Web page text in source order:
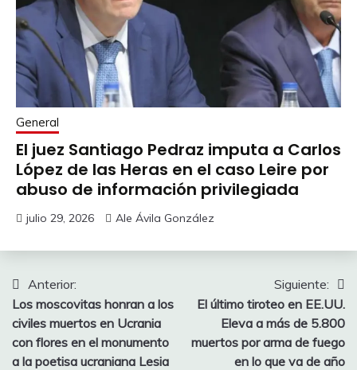
General
El juez Santiago Pedraz imputa a Carlos
López de las Heras en el caso Leire por
abuso de información privilegiada
julio 29, 2026 Ale Ávila González
Navegación
de
entradas
Anterior:
Los moscovitas honran a los
civiles muertos en Ucrania
con flores en el monumento
a la poetisa ucraniana Lesia
Siguiente:
El último tiroteo en EE.UU.
Eleva a más de 5.800
muertos por arma de fuego
en lo que va de año